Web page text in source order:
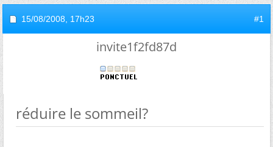
15/08/2008, 17h23 #1
invite1f2fd87d
réduire le sommeil?